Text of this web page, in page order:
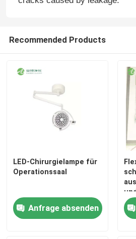
Treten Sie mit uns in Verbindung
Nachrichten
Modularer Reinraum
Automatische Krankenhaus-
Recommended Products
LED-Chirurgielampe für
Operationssaal
Anfrage absenden